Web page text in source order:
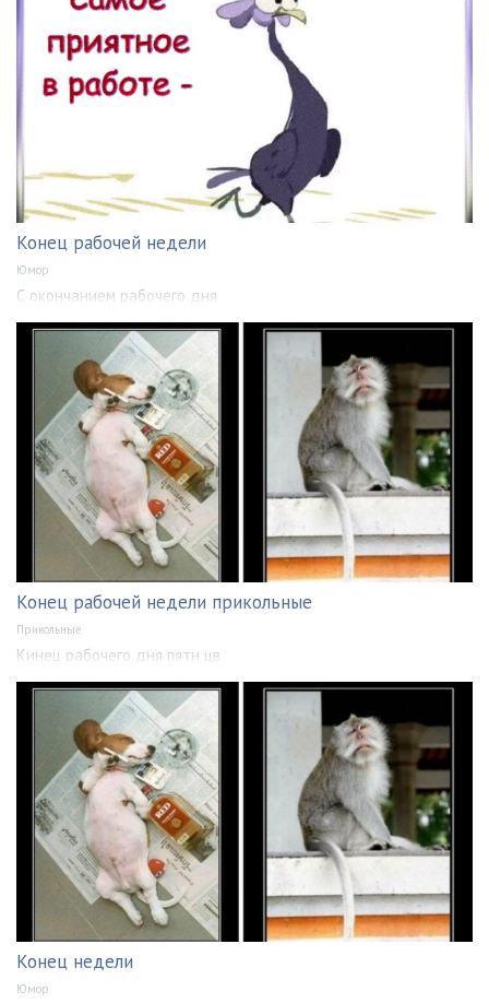
Конец рабочей недели
Юмор
С окончанием рабочего дня
Конец рабочей недели прикольные
Прикольные
Кинец рабочего дня пятн цв
Конец недели
Юмор